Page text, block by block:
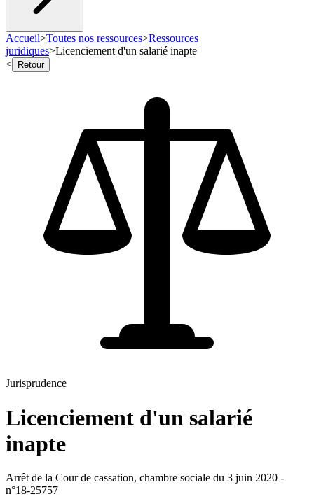
Accueil>Toutes nos ressources>Ressources
juridiques>Licenciement d'un salarié inapte
<
Retour
Jurisprudence
Licenciement d'un salarié
inapte
Arrêt de la Cour de cassation, chambre sociale du 3 juin 2020 -
n°18-25757